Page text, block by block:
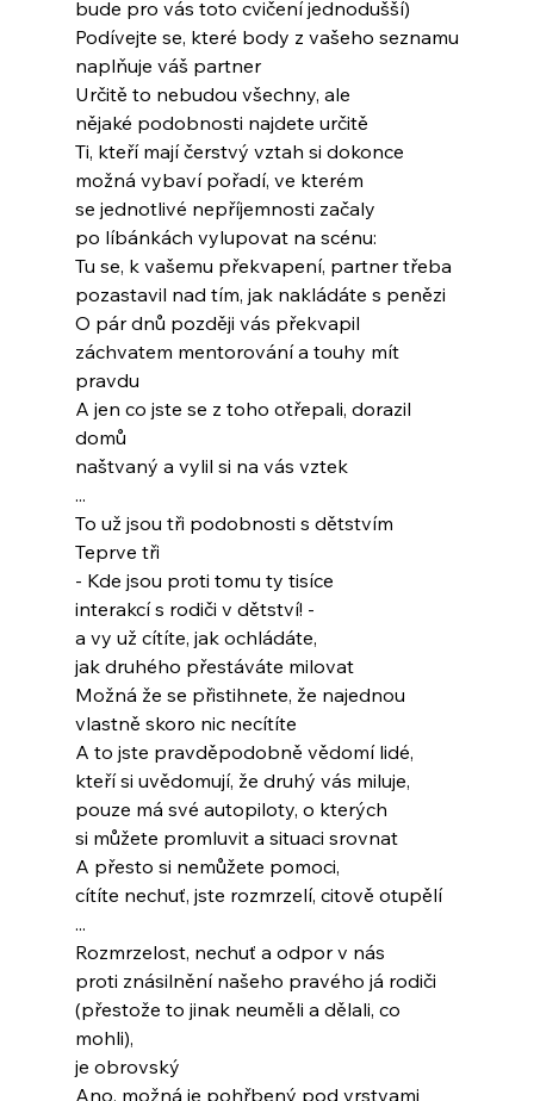
bude pro vás toto cvičení jednodušší)
Podívejte se, které body z vašeho seznamu
naplňuje váš partner
Určitě to nebudou všechny, ale
nějaké podobnosti najdete určitě
Ti, kteří mají čerstvý vztah si dokonce
možná vybaví pořadí, ve kterém
se jednotlivé nepříjemnosti začaly
po líbánkách vylupovat na scénu:
Tu se, k vašemu překvapení, partner třeba
pozastavil nad tím, jak nakládáte s penězi
O pár dnů později vás překvapil
záchvatem mentorování a touhy mít
pravdu
A jen co jste se z toho otřepali, dorazil
domů
naštvaný a vylil si na vás vztek
...
To už jsou tři podobnosti s dětstvím
Teprve tři
- Kde jsou proti tomu ty tisíce
interakcí s rodiči v dětství! -
a vy už cítíte, jak ochládáte,
jak druhého přestáváte milovat
Možná že se přistihnete, že najednou
vlastně skoro nic necítíte
A to jste pravděpodobně vědomí lidé,
kteří si uvědomují, že druhý vás miluje,
pouze má své autopiloty, o kterých
si můžete promluvit a situaci srovnat
A přesto si nemůžete pomoci,
cítíte nechuť, jste rozmrzelí, citově otupělí
...
Rozmrzelost, nechuť a odpor v nás
proti znásilnění našeho pravého já rodiči
(přestože to jinak neuměli a dělali, co
mohli),
je obrovský
Ano, možná je pohřbený pod vrstvami